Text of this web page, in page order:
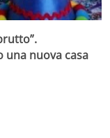
una nuova casa